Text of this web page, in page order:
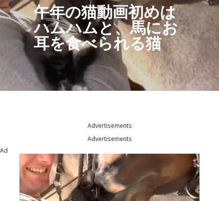
午年の猫動画初めは
ハムハムと、馬にお
耳を食べられる猫
Advertisements
Advertisements
Ad